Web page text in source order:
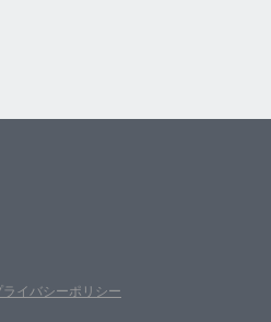
ライバシーポリシー